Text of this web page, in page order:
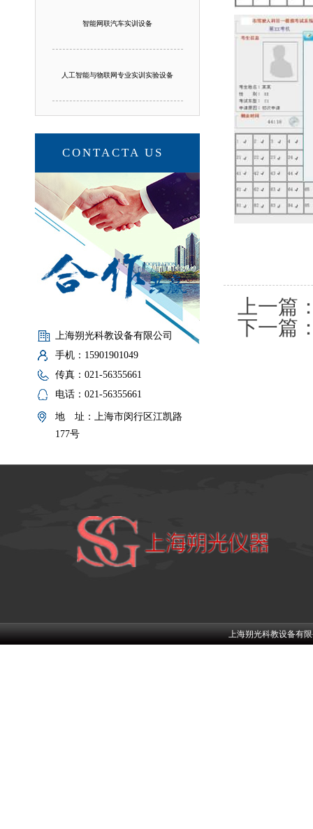
智能网联汽车实训设备
人工智能与物联网专业实训实验设备
CONTACTA US
上海朔光科教设备有限公司
手机：15901901049
传真：021-56355661
电话：021-56355661
地 址：上海市闵行区江凯路
177号
上一篇
下一篇
上海朔光科教设备有